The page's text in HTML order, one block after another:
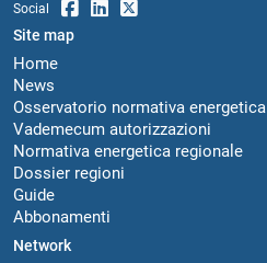
Social
Site map
Home
News
Osservatorio normativa energetica
Vademecum autorizzazioni
Normativa energetica regionale
Dossier regioni
Guide
Abbonamenti
Network